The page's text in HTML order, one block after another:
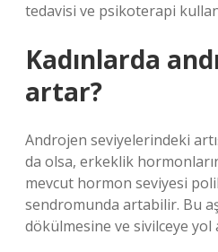
tedavisi ve psikoterapi
Kadınlarda
artar?
Androjen seviyelerindeki
da olsa, erkeklik
mevcut hormon seviyesi
sendromunda artabilir. Bu
dökülmesine ve sivilceye yol